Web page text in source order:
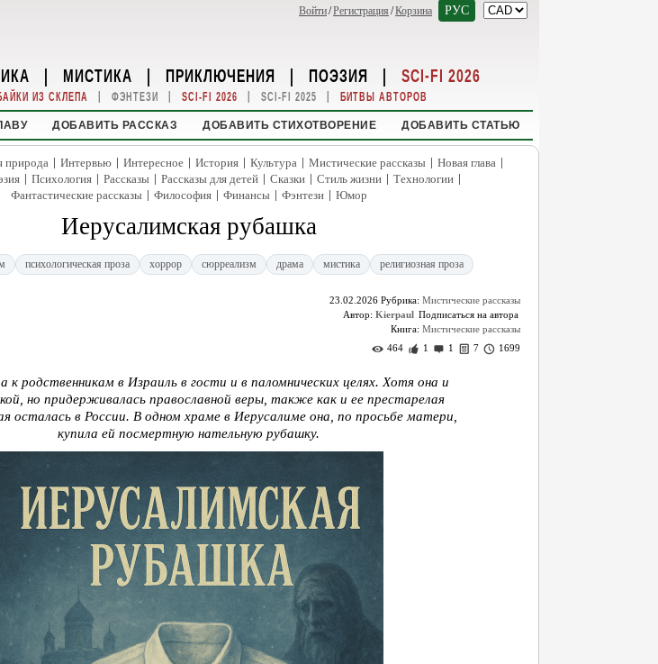
Войти/Регистрация /Корзина РУС
| МИСТИКА | ПРИКЛЮЧЕНИЯ | ПОЭЗИЯ | SCI-FI 2026
ИЗ СКЛЕПА | ФЭНТЕЗИ | SCI-FI 2026 | SCI-FI 2025 | БИТВЫ АВТОРОВ
ДОБАВИТЬ РАССКАЗ ДОБАВИТЬ СТИХОТВОРЕНИЕ ДОБАВИТЬ СТАТЬЮ
природа | Интервью | Интересное | История | Культура | Мистические рассказы | Новая глава |
| Психология | Рассказы | Рассказы для детей | Сказки | Стиль жизни | Технологии |
Фантастические рассказы | Философия | Финансы | Фэнтези | Юмор
Иерусалимская рубашка
психологическая проза хоррор сюрреализм драма мистика религиозная проза
23.02.2026 Рубрика: Мистические рассказы
Автор: Kierpaul
Книга: Мистические рассказы
464
1 1 7 1699
к родственникам в Израиль в гости и в паломнических целях. Хотя она и
но придерживалась православной веры, также как и ее престарелая
осталась в России. В одном храме в Иерусалиме она, по просьбе матери,
купила ей посмертную нательную рубашку.